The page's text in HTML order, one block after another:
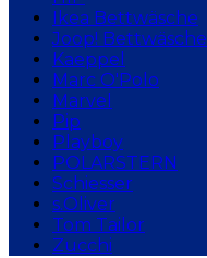
Ikea Bettwäsche
Joop! Bettwäsche
Kaeppel
Marc O'Polo
Marvel
Pip
Playboy
POLARSTERN
Schiesser
s.Oliver
Tom Tailor
Zucchi